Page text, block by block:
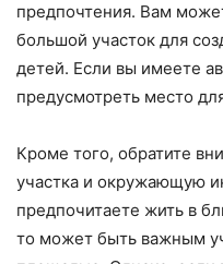
предпочтения. Вам
большой участок для
детей. Если вы имеете
предусмотреть место
Кроме того, обратите
участка и окружающую
предпочитаете жить в
то может быть важным